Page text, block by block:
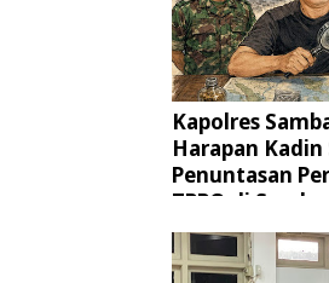
Kapolres
Harapan Kadin
Penuntasan
TPPO di Sambas